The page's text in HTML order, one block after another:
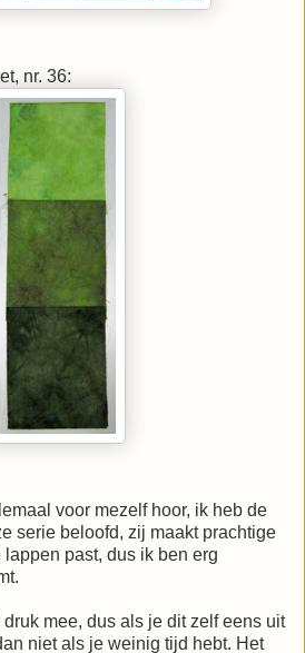
nr. 36:
voor mezelf hoor, ik heb de
serie beloofd, zij maakt prachtige
past, dus ik ben erg
druk mee, dus als je dit zelf eens uit
niet als je weinig tijd hebt. Het